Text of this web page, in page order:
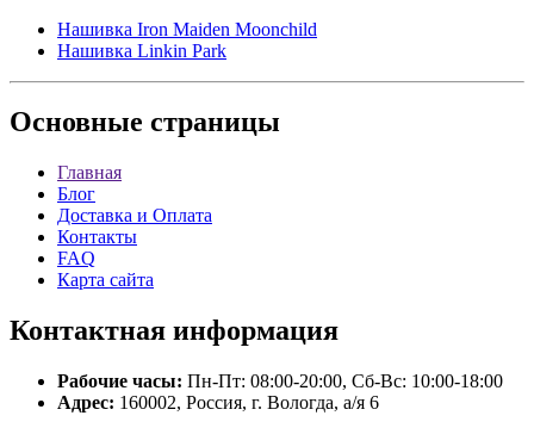
Нашивка Iron Maiden Moonchild
Нашивка Linkin Park
Основные страницы
Главная
Блог
Доставка и Оплата
Контакты
FAQ
Карта сайта
Контактная информация
Рабочие часы: Пн-Пт: 08:00-20:00, Сб-Вс: 10:00-18:00
Адрес: 160002, Россия, г. Вологда, а/я 6